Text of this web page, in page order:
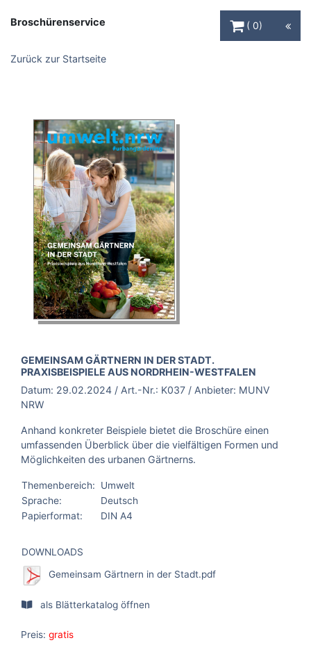
Broschürenservice
0
Zurück zur Startseite
BROSCHÜRE:
GEMEINSAM GÄRTNERN IN DER STADT.
PRAXISBEISPIELE AUS NORDRHEIN-WESTFALEN
Datum: 29.02.2024 / Art.-Nr.: K037 / Anbieter: MUNV
NRW
Anhand konkreter Beispiele bietet die Broschüre einen
umfassenden Überblick über die vielfältigen Formen und
Möglichkeiten des urbanen Gärtnerns.
Themenbereich:
Umwelt
Sprache:
Deutsch
Papierformat:
DIN A4
DOWNLOADS
Gemeinsam Gärtnern in der Stadt.pdf
als Blätterkatalog öffnen
Preis: gratis